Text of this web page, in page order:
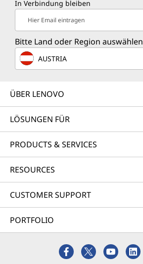
In Verbindung bleiben
Hier Email eintragen
Bitte Land oder Region auswählen
AUSTRIA
ÜBER LENOVO
LÖSUNGEN FÜR
PRODUCTS & SERVICES
RESOURCES
CUSTOMER SUPPORT
PORTFOLIO